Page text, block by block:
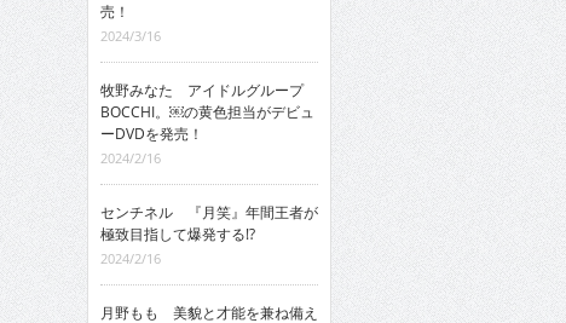
売！
2024/3/16
牧野みなた アイドルグループ
BOCCHI。￼の黄色担当がデビュ
ーDVDを発売！
2024/2/16
センチネル 『月笑』年間王者が
極致目指して爆発する!?
2024/2/16
月野もも 美貌と才能を兼ね備え